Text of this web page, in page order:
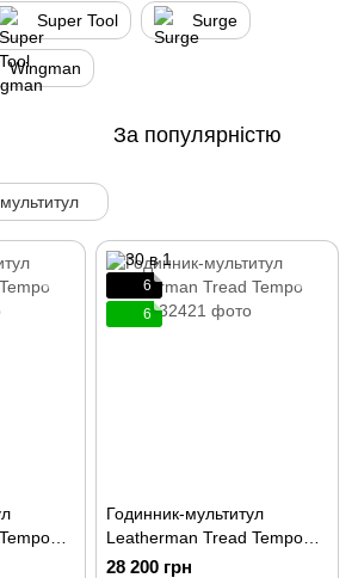
Super Tool Surge
Wingman
За популярністю
6
6
Годинник-мультитул
Leatherman Tread Tempo
Steel 832421
28 200 грн